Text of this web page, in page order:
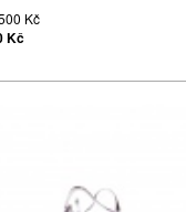
Kč
Kč